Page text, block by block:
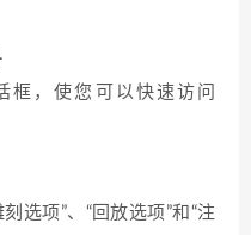
框，使您可以快速访问
选项”、“回放选项”和“注